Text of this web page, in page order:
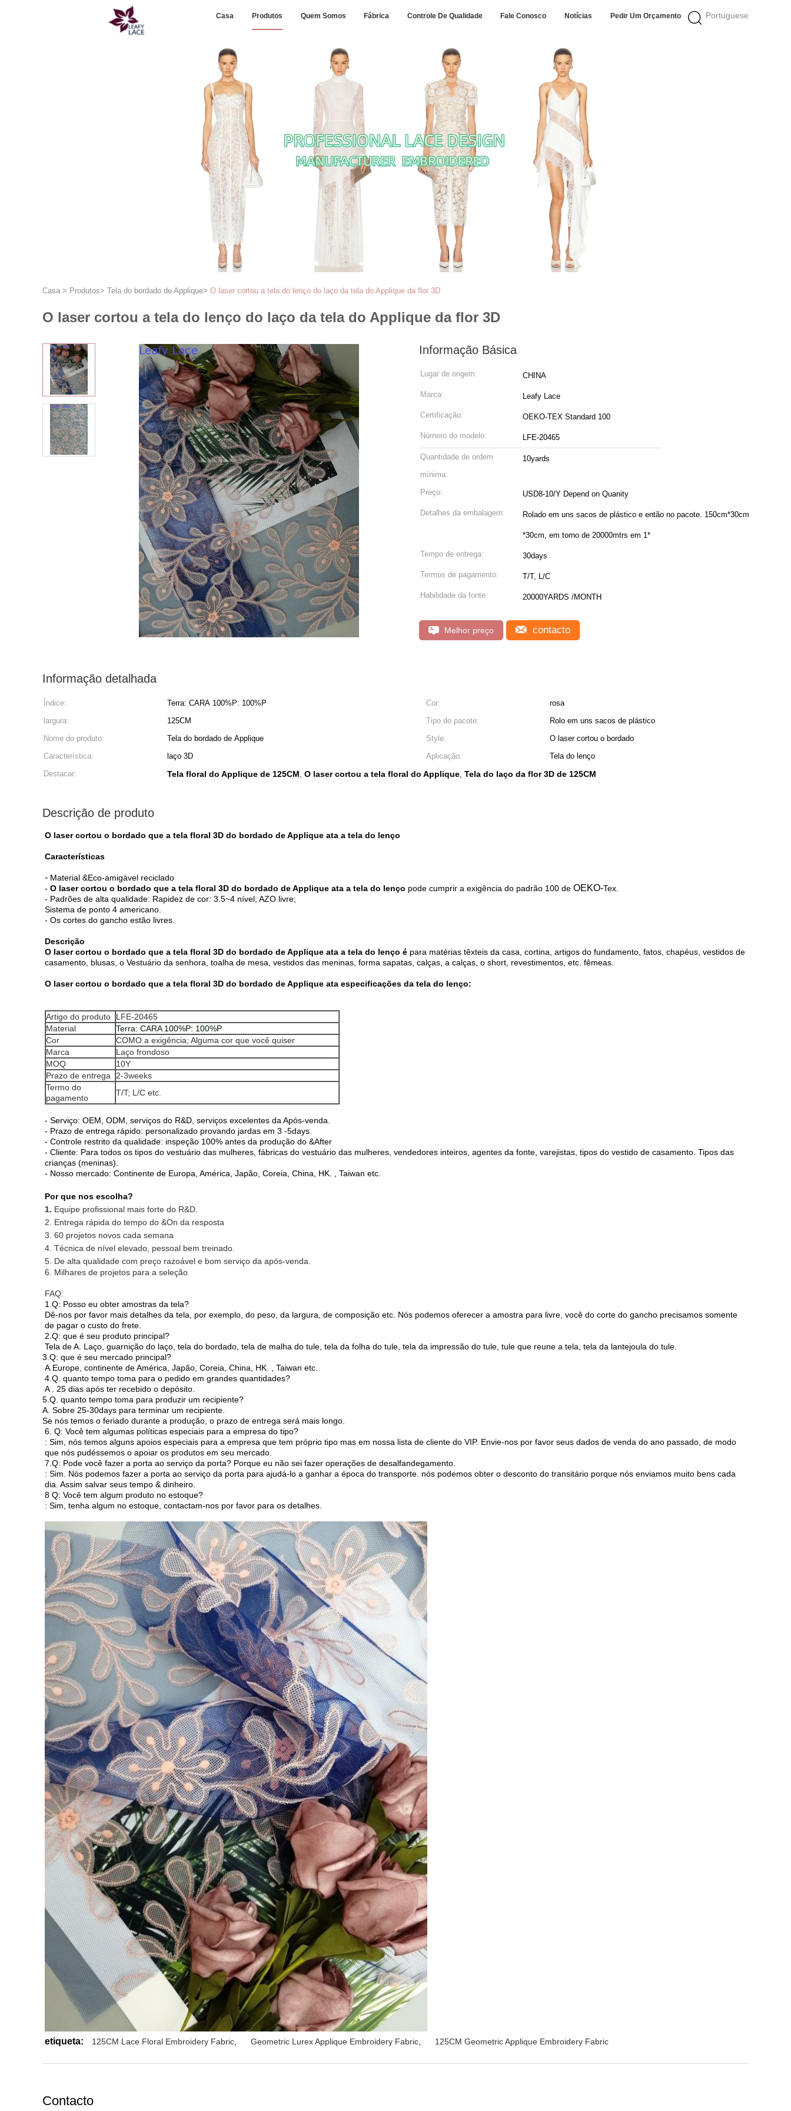
Portuguese
Casa Produtos Quem Somos Fábrica Controle De Qualidade Fale Conosco Notícias Pedir Um Orçamento
Casa > Produtos> Tela do bordado de Applique> O laser cortou a tela do lenço do laço da tela do Applique da flor 3D
O laser cortou a tela do lenço do laço da tela do Applique da flor 3D
Informação Básica
Lugar de origem: CHINA
Marca: Leafy Lace
Certificação: OEKO-TEX Standard 100
Número do modelo: LFE-20465
Quantidade de ordem
mínima:
10yards
Preço: USD8-10/Y Depend on Quanity
Detalhes da embalagem: Rolado em uns sacos de plástico e então no pacote. 150cm*30cm
*30cm, em torno de 20000mtrs em 1*
Tempo de entrega: 30days
Termos de pagamento: T/T, L/C
Habilidade da fonte: 20000YARDS /MONTH
Melhor preço contacto
Informação detalhada
Índice: Terra: CARA 100%P: 100%P Cor:
rosa
largura:
125CM Tipo do pacote:
Rolo em uns sacos de plástico
Nome do produto:
Tela do bordado de Applique Style:
O laser cortou o bordado
Característica:
laço 3D Aplicação:
Tela do lenço
Destacar:
Tela floral do Applique de 125CM, O laser cortou a tela floral do Applique, Tela do laço da flor 3D de 125CM
Descrição de produto
O laser cortou o bordado que a tela floral 3D do bordado de Applique ata a tela do lenço
Características
- Material &Eco-amigável reciclado
- O laser cortou o bordado que a tela floral 3D do bordado de Applique ata a tela do lenço pode cumprir a exigência do padrão 100 de OEKO-Tex.
- Padrões de alta qualidade: Rapidez de cor: 3.5~4 nível; AZO livre;
Sistema de ponto 4 americano.
- Os cortes do gancho estão livres.
Descrição
O laser cortou o bordado que a tela floral 3D do bordado de Applique ata a tela do lenço é para matérias têxteis da casa, cortina, artigos do fundamento, fatos, chapéus, vestidos de
casamento, blusas, o Vestuário da senhora, toalha de mesa, vestidos das meninas, forma sapatas, calças, a calças, o short, revestimentos, etc. fêmeas.
O laser cortou o bordado que a tela floral 3D do bordado de Applique ata especificações da tela do lenço:
Artigo do produto
LFE-20465
Material
Terra: CARA 100%P: 100%P
Cor
COMO a exigência; Alguma cor que você quiser
Marca
Laço frondoso
MOQ
10Y
Prazo de entrega
2-3weeks
Termo do
pagamento
T/T; L/C etc.
- Serviço: OEM, ODM, serviços do R&D, serviços excelentes da Após-venda.
- Prazo de entrega rápido: personalizado provando jardas em 3 -5days.
- Controle restrito da qualidade: inspeção 100% antes da produção do &After
- Cliente: Para todos os tipos do vestuário das mulheres, fábricas do vestuário das mulheres, vendedores inteiros, agentes da fonte, varejistas, tipos do vestido de casamento. Tipos das
crianças (meninas).
- Nosso mercado: Continente de Europa, América, Japão, Coreia, China, HK. , Taiwan etc.
Por que nos escolha?
1. Equipe profissional mais forte do R&D.
2. Entrega rápida do tempo do &On da resposta
3. 60 projetos novos cada semana
4. Técnica de nível elevado, pessoal bem treinado.
5. De alta qualidade com preço razoável e bom serviço da após-venda.
6. Milhares de projetos para a seleção
FAQ:
1.Q: Posso eu obter amostras da tela?
Dê-nos por favor mais detalhes da tela, por exemplo, do peso, da largura, de composição etc. Nós podemos oferecer a amostra para livre, você do corte do gancho precisamos somente
de pagar o custo do frete.
2.Q: que é seu produto principal?
Tela de A. Laço, guarnição do laço, tela do bordado, tela de malha do tule, tela da folha do tule, tela da impressão do tule, tule que reune a tela, tela da lantejoula do tule.
3.Q: que é seu mercado principal?
A.Europe, continente de América, Japão, Coreia, China, HK. , Taiwan etc.
4.Q. quanto tempo toma para o pedido em grandes quantidades?
A . 25 dias após ter recebido o depósito.
5.Q. quanto tempo toma para produzir um recipiente?
A. Sobre 25-30days para terminar um recipiente.
Se nós temos o feriado durante a produção, o prazo de entrega será mais longo.
6. Q: Você tem algumas políticas especiais para a empresa do tipo?
: Sim, nós temos alguns apoios especiais para a empresa que tem próprio tipo mas em nossa lista de cliente do VIP. Envie-nos por favor seus dados de venda do ano passado, de modo
que nós pudéssemos o apoiar os produtos em seu mercado.
7.Q: Pode você fazer a porta ao serviço da porta? Porque eu não sei fazer operações de desalfandegamento.
: Sim. Nós podemos fazer a porta ao serviço da porta para ajudá-lo a ganhar a época do transporte. nós podemos obter o desconto do transitário porque nós enviamos muito bens cada
dia. Assim salvar seus tempo & dinheiro.
8 Q: Você tem algum produto no estoque?
: Sim, tenha algum no estoque, contactam-nos por favor para os detalhes.
etiqueta: 125CM Lace Floral Embroidery Fabric Geometric Lurex Applique Embroidery Fabric 125CM Geometric Applique Embroidery Fabric
Contacto